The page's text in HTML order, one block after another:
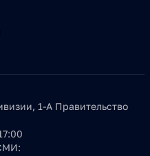
1-А Правительство